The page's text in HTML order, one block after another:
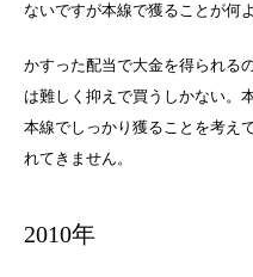
ないですが本線で獲ることが何
かすった配当で大金を得られる
は難しく抑えで買うしかない。
本線でしっかり獲ることを考え
れてきません。
2010年